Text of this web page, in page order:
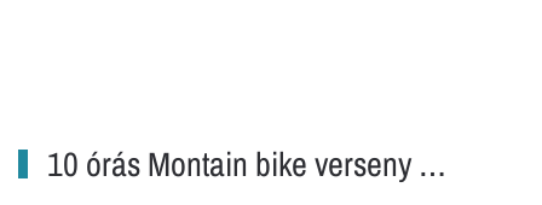
10 órás Montain bike verseny …